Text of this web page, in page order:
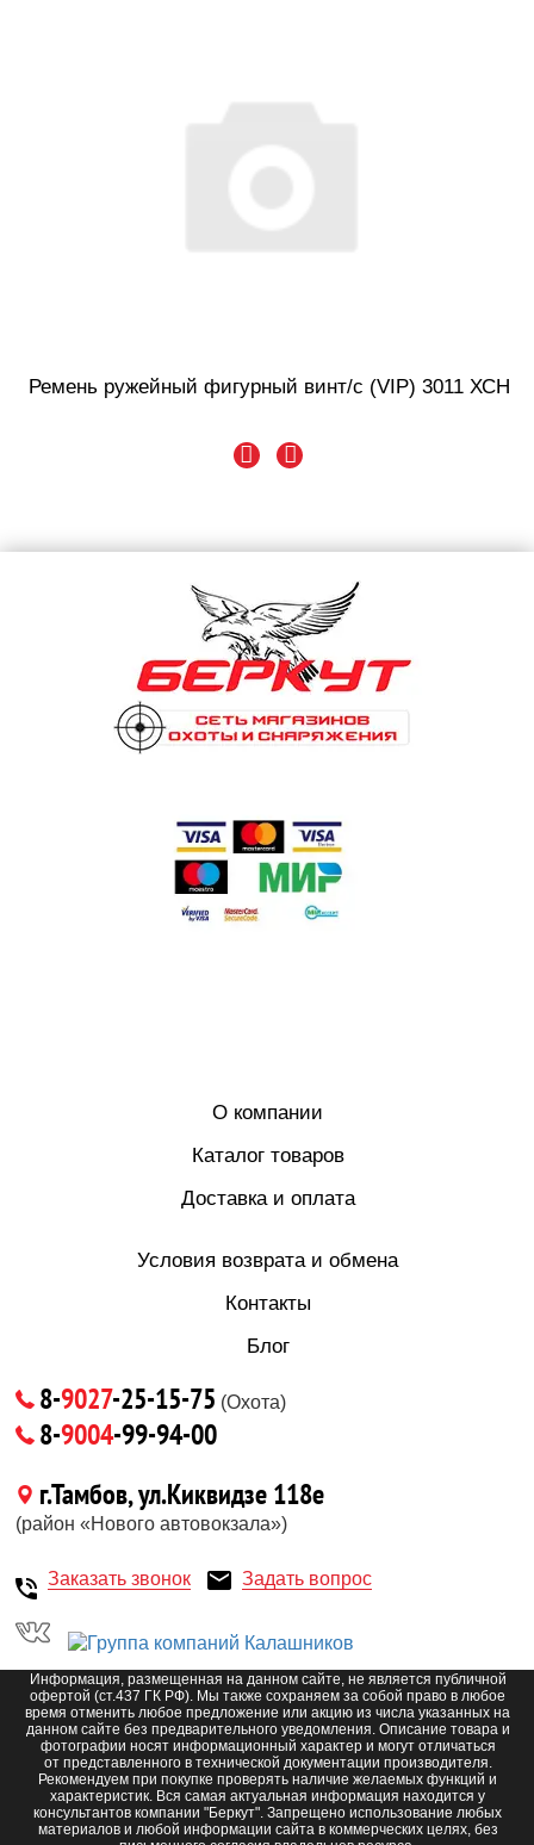
Ремень ружейный фигурный винт/с (VIP) 3011 ХСН
О компании
Каталог товаров
Доставка и оплата
Условия возврата и обмена
Контакты
Блог
8-9027-25-15-75 (Охота)
8-9004-99-94-00
г.Тамбов, ул.Киквидзе 118е
(район «Нового автовокзала»)
Заказать звонок Задать вопрос
Информация, размещенная на данном сайте, не является публичной
офертой (ст.437 ГК РФ). Мы также сохраняем за собой право в любое
время отменить любое предложение или акцию из числа указанных на
данном сайте без предварительного уведомления. Описание товара и
фотографии носят информационный характер и могут отличаться
от представленного в технической документации производителя.
Рекомендуем при покупке проверять наличие желаемых функций и
характеристик. Вся самая актуальная информация находится у
консультантов компании "Беркут". Запрещено использование любых
материалов и любой информации сайта в коммерческих целях, без